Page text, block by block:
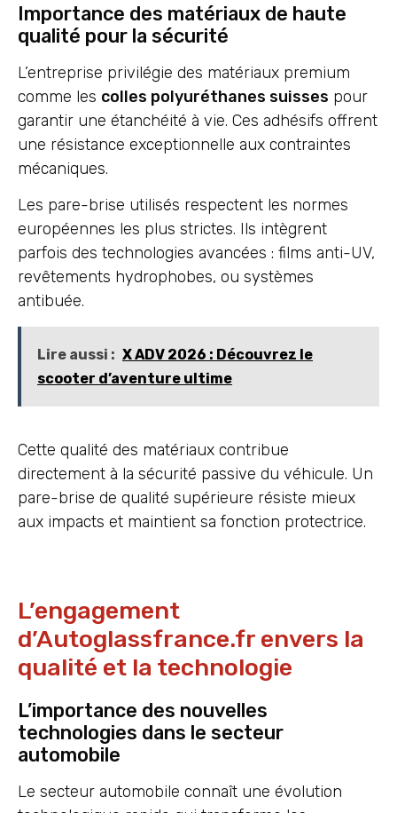
Importance des matériaux de haute
qualité pour la sécurité
L’entreprise privilégie des matériaux premium
comme les colles polyuréthanes suisses pour
garantir une étanchéité à vie. Ces adhésifs offrent
une résistance exceptionnelle aux contraintes
mécaniques.
Les pare-brise utilisés respectent les normes
européennes les plus strictes. Ils intègrent
parfois des technologies avancées : films anti-UV,
revêtements hydrophobes, ou systèmes
antibuée.
Lire aussi : X ADV 2026 : Découvrez le
scooter d’aventure ultime
Cette qualité des matériaux contribue
directement à la sécurité passive du véhicule. Un
pare-brise de qualité supérieure résiste mieux
aux impacts et maintient sa fonction protectrice.
L’engagement
d’Autoglassfrance.fr envers la
qualité et la technologie
L’importance des nouvelles
technologies dans le secteur
automobile
Le secteur automobile connaît une évolution